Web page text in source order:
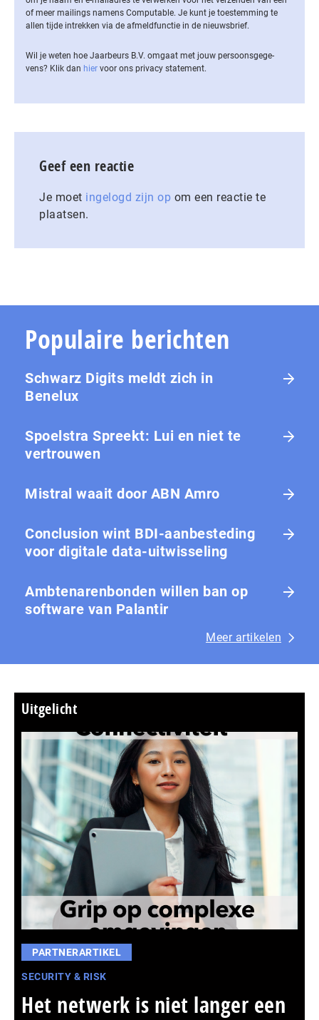
of meer mailings namens Computable. Je kunt je toestemming te
allen tijde intrekken via de af­meld­func­tie in de nieuwsbrief.
Wil je weten hoe Jaarbeurs B.V. omgaat met jouw per­soons­ge­ge­
vens? Klik dan hier voor ons privacy statement.
Geef een reactie
Je moet ingelogd zijn op om een reactie te
plaatsen.
Populaire berichten
Schwarz Digits meldt zich in
Benelux
Spoelstra Spreekt: Lui en niet te
vertrouwen
Mistral waait door ABN Amro
Conclusion wint BDI-aanbesteding
voor digitale data-uitwisseling
Ambtenarenbonden willen ban op
software van Palantir
Meer artikelen
Uitgelicht
PARTNERARTIKEL
SECURITY & RISK
Het netwerk is niet langer een